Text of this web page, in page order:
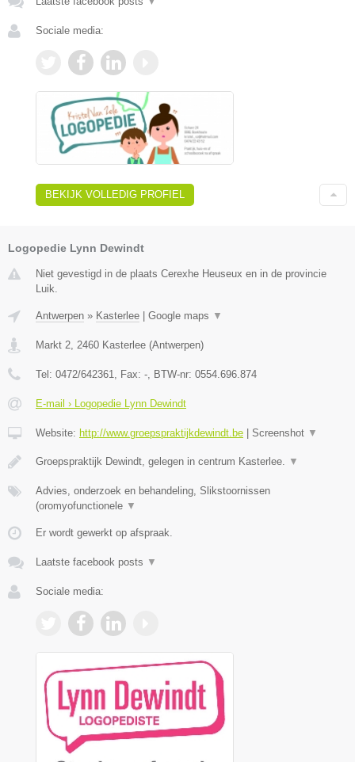
Sociale media:
BEKIJK VOLLEDIG PROFIEL
Logopedie Lynn Dewindt
Niet gevestigd in de plaats Cerexhe Heuseux en in de provincie
Luik.
Antwerpen » Kasterlee Google maps ▼
Markt 2, 2460 Kasterlee (Antwerpen)
Tel: 0472/642361, Fax: -, BTW-nr: 0554.696.874
E-mail › Logopedie Lynn Dewindt
Website: http://www.groepspraktijkdewindt.be Screenshot ▼
Groepspraktijk Dewindt, gelegen in centrum Kasterlee. ▼
Advies, onderzoek en behandeling, Slikstoornissen
(oromyofunctionele ▼
Er wordt gewerkt op afspraak.
Laatste facebook posts ▼
Sociale media: